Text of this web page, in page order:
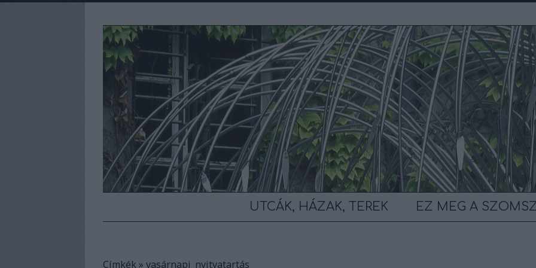
UTCÁK, HÁZAK, TEREK EZ MEG A
Címkék» vasárnapi_nyitvatartás